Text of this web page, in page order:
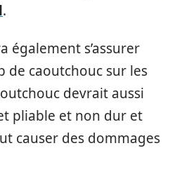
.
également s’assurer
de caoutchouc sur les
devrait aussi
pliable et non dur et
causer des dommages